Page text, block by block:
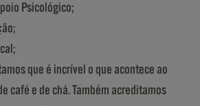
Psicológico;
que é incrível o que acontece ao
café e de chá. Também acreditamos